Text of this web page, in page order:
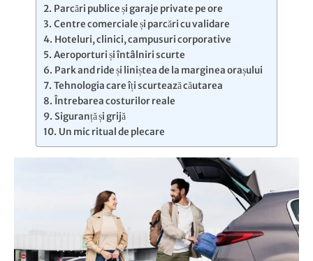
Parcări publice și garaje private pe ore
Centre comerciale și parcări cu validare
Hoteluri, clinici, campusuri corporative
Aeroporturi și întâlniri scurte
Park and ride și liniștea de la marginea orașului
Tehnologia care îți scurtează căutarea
Întrebarea costurilor reale
Siguranță și grijă
Un mic ritual de plecare